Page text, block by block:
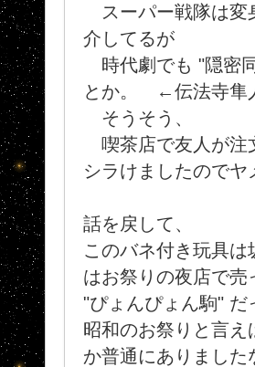
スーパー戦隊は変
介してるが
時代劇でも "隠密
とか。 ←伝法寺隼
そうそう、
喫茶店で友人が注
シラけましたのでヤ
話を戻して、
このバネ付き玩具
はお祭りの夜店で売
"ぴょんぴょん駒" だ
昭和のお祭りと言
か普通にありました